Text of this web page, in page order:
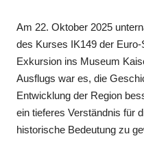
Am 22. Oktober 2025
des Kurses IK149 der
Exkursion ins Museum
Ausflugs war es, die
Entwicklung der Region
ein tieferes Verständnis für
historische Bedeutung zu